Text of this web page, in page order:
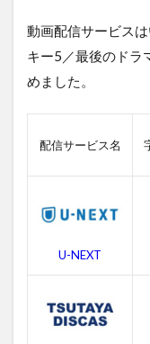
ド
マ
が
聴
き
配
ス
一
動画配信サービス
キー5／最後のドラ
めました。
配信サービス名
U-NEXT